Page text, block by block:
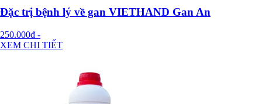
Đặc trị bệnh lý về gan VIETHAND Gan An
250.000đ -
XEM CHI TIẾT